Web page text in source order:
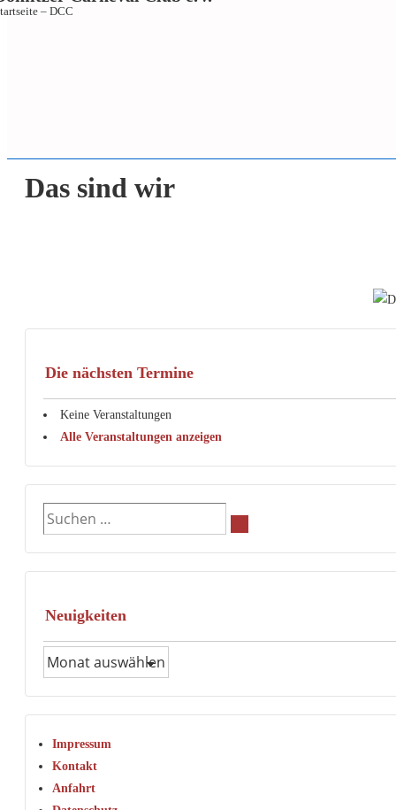
– DCC
Das sind wir
Die nächsten Termine
Keine Veranstaltungen
Alle Veranstaltungen anzeigen
Suchen
nach:
Neuigkeiten
Neuigkeiten
Impressum
Kontakt
Anfahrt